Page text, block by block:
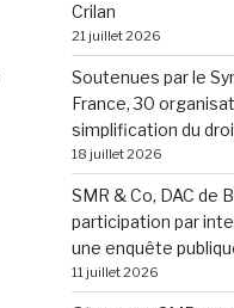
Crilan
21 juillet 2026
Soutenues par le
France, 30
simplification du
18 juillet 2026
SMR & Co, DAC de
participation par
une enquête
11 juillet 2026